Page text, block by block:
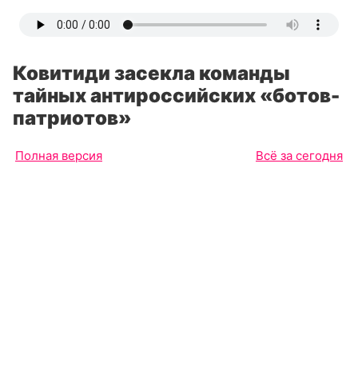
Ковитиди засекла команды
тайных антироссийских «ботов-
патриотов»
Полная версия Всё за сегодня